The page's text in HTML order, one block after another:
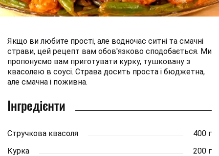
Якщо ви любите прості, але водночас ситні та смачні
страви, цей рецепт вам обов'язково сподобається. Ми
пропонуємо вам приготувати курку, тушковану з
квасолею в соусі. Страва досить проста і бюджетна,
але смачна і поживна.
Інгредієнти
Стручкова квасоля
400 г
Курка
200 г